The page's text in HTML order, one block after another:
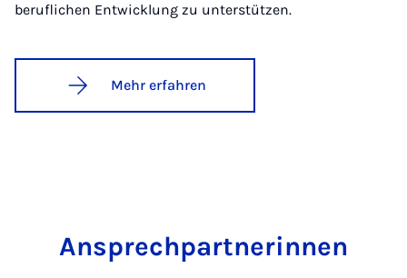
beruflichen Entwicklung zu unterstützen.
Mehr erfahren
An­sprech­part­ne­rin­nen